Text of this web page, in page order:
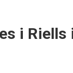
i Riells